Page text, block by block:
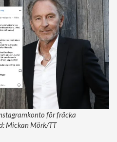
för fräcka
Mickan Mörk/TT